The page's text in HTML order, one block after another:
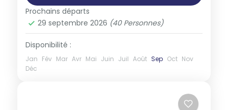
Prochains départs
29 septembre 2026 (40 Personnes)
Disponibilité :
Jan Fév Mar Avr Mai Juin Juil Août Sep Oct Nov
Déc